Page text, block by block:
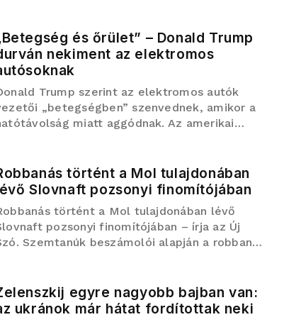
Constantinus római császár uralkodása ide...
és őrület” – Donald Trump
nekiment az elektromos
Trump szerint az elektromos autók
„betegségben” szenvednek, amikor a
miatt aggódnak. Az amerikai
kényszer” ál...
történt a Mol tulajdonában
Slovnaft pozsonyi finomítójában
történt a Mol tulajdonában lévő
pozsonyi finomítójában – írja az Új
Szemtanúk beszámolói alapján a robbanás
is beleremegtek.
egyre nagyobb bajban van:
ukránok már hátat fordítottak neki